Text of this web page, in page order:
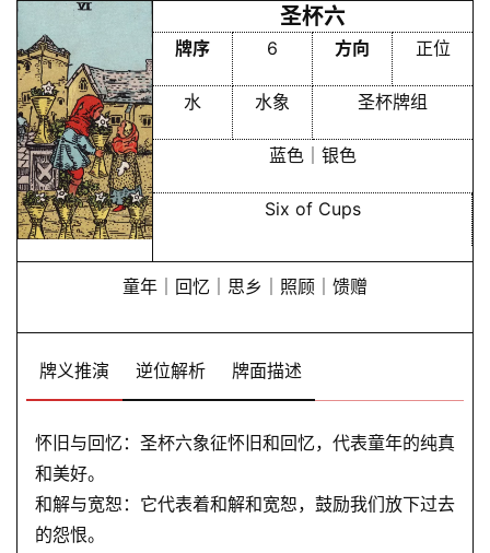
圣杯六
牌序 6 方向 正位
水 水象 圣杯牌组
蓝色｜银色
Six of Cups
童年｜回忆｜思乡｜照顾｜馈赠
牌义推演 逆位解析 牌面描述
怀旧与回忆：圣杯六象征怀旧和回忆，代表童年的纯真
和美好。
和解与宽恕：它代表着和解和宽恕，鼓励我们放下过去
的怨恨。